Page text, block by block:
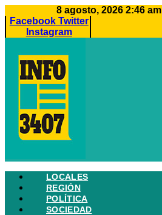
al
contenido
8 agosto, 2026 2:46 am
Facebook Twitter
Instagram
LOCALES
REGIÓN
POLÍTICA
SOCIEDAD